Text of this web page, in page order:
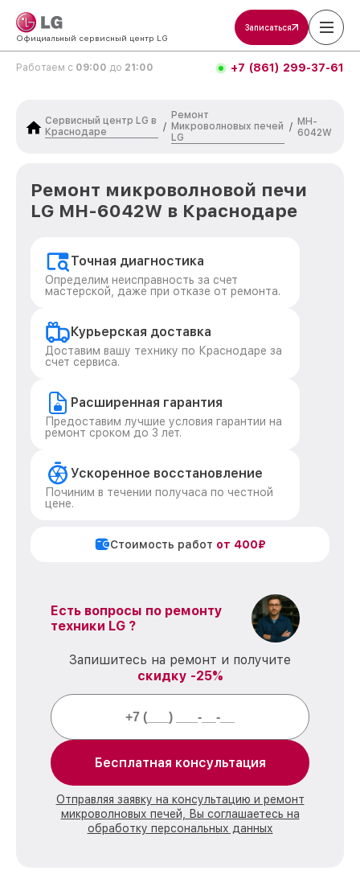
Официальный сервисный центр LG
Записаться
Работаем с 09:00 до 21:00 +7 (861) 299-37-61
Сервисный центр LG в
Краснодаре
/
Ремонт
Микроволновых печей
LG
/ MH-
6042W
Ремонт микроволновой печи
LG MH-6042W в Краснодаре
Точная диагностика
Определим неисправность за счет
мастерской, даже при отказе от ремонта.
Курьерская доставка
Доставим вашу технику по Краснодаре за
счет сервиса.
Расширенная гарантия
Предоставим лучшие условия гарантии на
ремонт сроком до 3 лет.
Ускоренное восстановление
Починим в течении получаса по честной
цене.
Стоимость работ от 400₽
Есть вопросы по ремонту
техники LG ?
Запишитесь на ремонт и получите
скидку -25%
Бесплатная консультация
Отправляя заявку на консультацию и ремонт
микроволновых печей, Вы соглашаетесь на
обработку персональных данных